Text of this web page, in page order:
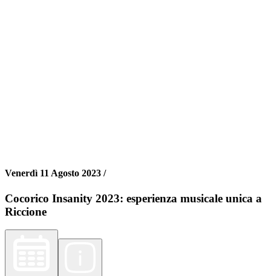
Venerdì 11 Agosto 2023 /
Cocorico Insanity 2023: esperienza musicale unica a
Riccione